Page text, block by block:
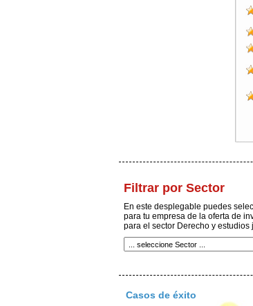
Filtrar por Sector
En este desplegable puedes
para tu empresa de la oferta de
para el sector Derecho y estudios
Casos de éxito